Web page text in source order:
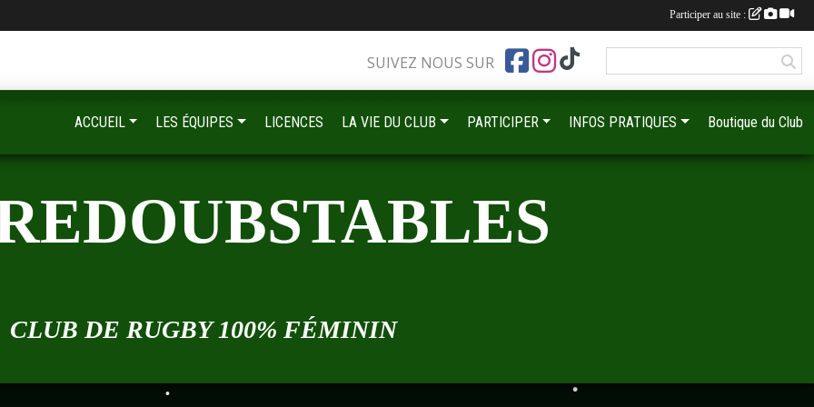
CLUB DE RUGBY 100% FÉMININ
SUIVEZ NOUS SUR
ACCUEIL LES ÉQUIPES LICENCES LA VIE DU CLUB PARTICIPER INFOS PRATIQUES Boutique du Club
Participer au site :
• •
• • •
•